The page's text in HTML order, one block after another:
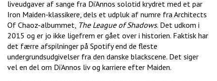
liveudgaver af sange fra Di’Annos solotid krydret med et par
Iron Maiden-klassikere, dels et udpluk af numre fra Architects
Of Chaoz-albummet, The League of Shadows. Det udkom i
2015 og er jo ikke ligefrem er gået over i historien. Faktisk har
det færre afspilninger på Spotify end de fleste
undergrundsudgivelser fra den danske blackscene. Det siger
vel en del om Di’Annos liv og karriere efter Maiden.